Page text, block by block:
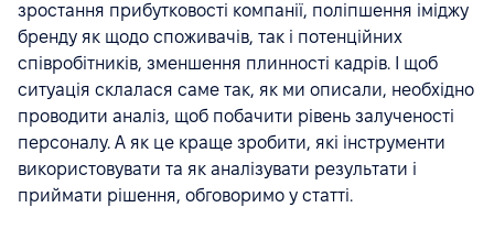
зростання прибутковості компанії, поліпшення іміджу
бренду як щодо споживачів, так і потенційних
співробітників, зменшення плинності кадрів. І щоб
ситуація склалася саме так, як ми описали, необхідно
проводити аналіз, щоб побачити рівень залученості
персоналу. А як це краще зробити, які інструменти
використовувати та як аналізувати результати і
приймати рішення, обговоримо у статті.